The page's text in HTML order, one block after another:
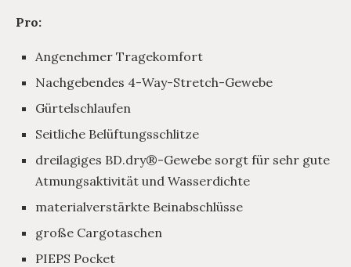
Pro:
Angenehmer Tragekomfort
Nachgebendes 4-Way-Stretch-Gewebe
Gürtelschlaufen
Seitliche Belüftungsschlitze
dreilagiges BD.dry®-Gewebe sorgt für sehr gute
Atmungsaktivität und Wasserdichte
materialverstärkte Beinabschlüsse
große Cargotaschen
PIEPS Pocket